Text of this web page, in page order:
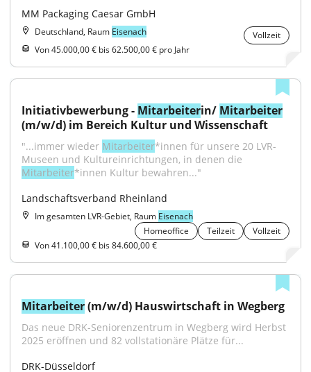
MM Packaging Caesar GmbH
Deutschland, Raum Eisenach
Vollzeit
Von 45.000,00 € bis 62.500,00 € pro Jahr
Initiativbewerbung - Mitarbeiterin/ Mitarbeiter
(m/w/d) im Bereich Kultur und Wissenschaft
"...immer wieder Mitarbeiter*innen für unsere 20 LVR-
Mitarbeiter*innen Kultur bewahren..."
Landschaftsverband Rheinland
Im gesamten LVR-Gebiet, Raum Eisenach
Homeoffice
Teilzeit
Vollzeit
Von 41.100,00 € bis 84.600,00 €
Mitarbeiter (m/w/d) Hauswirtschaft in Wegberg
Das neue DRK-Seniorenzentrum in Wegberg wird Herbst
2025 eröffnen und 82 vollstationäre Plätze für...
DRK-Düsseldorf